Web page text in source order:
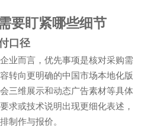
要盯紧哪些细节
口径
业而言，优先事项是核对采购需
转向更明确的中国市场本地化版
三维展示和动态广告素材等具体
求或技术说明出现更细化表述，
制作与报价。